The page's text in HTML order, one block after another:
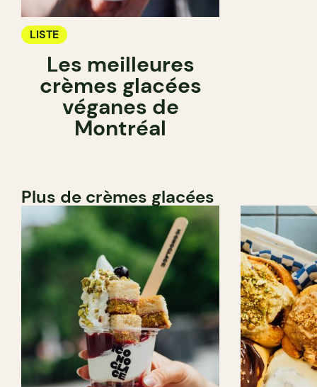
LISTE
Les meilleures
crèmes glacées
véganes de
Montréal
Plus de crèmes glacées